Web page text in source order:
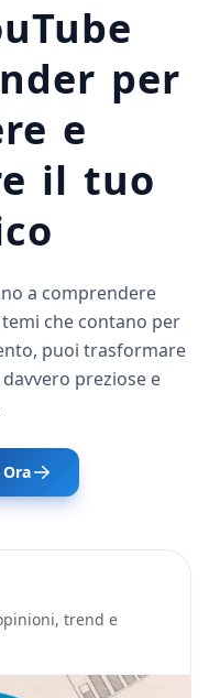
per
e
il tuo
a comprendere
che contano per
puoi trasformare
preziose e
trend e